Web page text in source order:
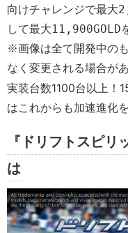
向けチャレンジで最大
して最大11,900GOLD
※画像は全て開発中の
なく変更される場合があ
実装台数1100台以上！
はこれからも加速進化
『ドリフトスピリ
は